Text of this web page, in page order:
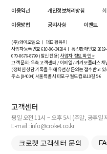
이용약관 개인정보처리방침
이용방법
공지사항 이벤트
(주)와이오엘오 ㅣ 대표 황유미
사업자등록번호610-86-34204ㅣ 통신판매번호
070-8676-8799 (발신 전용)사업자 정보 확인 >
고객 문의: 우측 고객센터 / 이메일 / 카카오플러스
(정확한 상담 기록을 위해 유선상 문의는 접수받고
주소 [04004] 서울특별시 마포구 월드컵로10길5-6
고객센터
평일 오전 11시 ~ 오후 5시 (주말, 공휴일
E-mail : info@croket.co.kr
크로켓 고객센터 문의